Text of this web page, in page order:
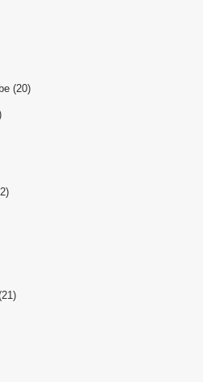
(20)